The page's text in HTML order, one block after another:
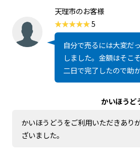
天理市のお客様
5
自分で売るには大変だ
しました。金額はそこ
二日で完了したので助
かいほうど
かいほうどうをご利用いただきあり
ざいました。